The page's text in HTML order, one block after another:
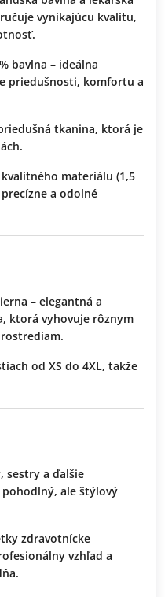
vynikajúcu kvalitu,
bavlna – ideálna
priedušnosti, komfortu a
tkanina, ktorá je
materiálu (1,5
a odolné
– elegantná a
ktorá vyhovuje rôznym
od XS do 4XL, takže
sestry a ďalšie
ale štýlový
zdravotnícke
vzhľad a